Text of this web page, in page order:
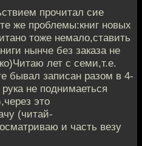
прочитал сие
же проблемы:книг новых
тоже немало,ставить
нынче без заказа не
лет с семи,т.е.
бывал записан разом в 4-
не поднимаеться
это
(читай-
и часть везу